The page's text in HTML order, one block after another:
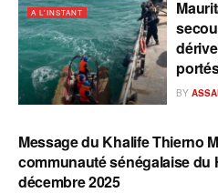
A L'INSTANT
BY
A L'INSTANT
Message du Khalife Thierno
communauté sénégalaise du
décembre 2025